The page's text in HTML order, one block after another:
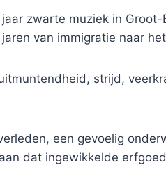
zwarte muziek in
van immigratie naar
strijd,
een gevoelig
dat ingewikkelde